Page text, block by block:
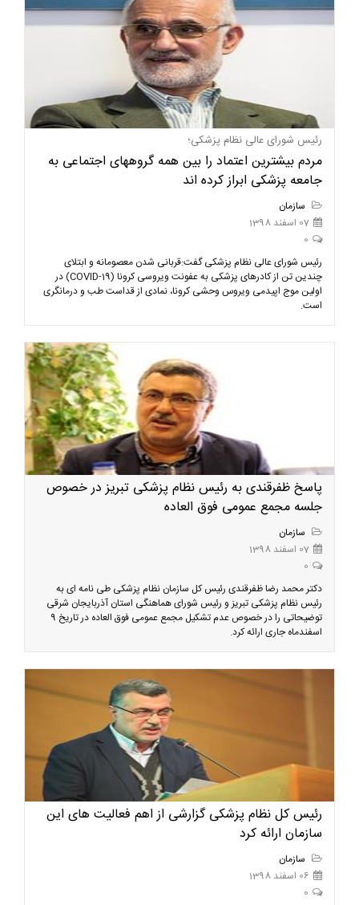
رئیس شورای عالی نظام پزشکی؛
مردم بیشترین اعتماد را بین همه گروههای اجتماعی به
جامعه پزشکی ابراز کرده اند
سازمان
07 اسفند 1398
0
رئیس شورای عالی نظام پزشکی گفت:قربانی شدن معصومانه و ابتلای
چندین تن از کادرهای پزشکی به عفونت ویروسی کرونا (COVID-19) در
اولین موج اپیدمی ویروس وحشی کرونا، نمادی از قداست طب و درمانگری
است.
پاسخ ظفرقندی به رئیس نظام پزشکی تبریز در خصوص
جلسه مجمع عمومی فوق العاده
سازمان
07 اسفند 1398
0
دکتر محمد رضا ظفرقندی رئیس کل سازمان نظام پزشکی طی نامه ای به
رئیس نظام پزشکی تبریز و رئیس شورای هماهنگی استان آذربایجان شرقی
توضیحاتی را در خصوص عدم تشکیل مجمع عمومی فوق العاده در تاریخ 9
اسفندماه جاری ارائه کرد.
رئیس کل نظام پزشکی گزارشی از اهم فعالیت های این
سازمان ارائه کرد
سازمان
06 اسفند 1398
0